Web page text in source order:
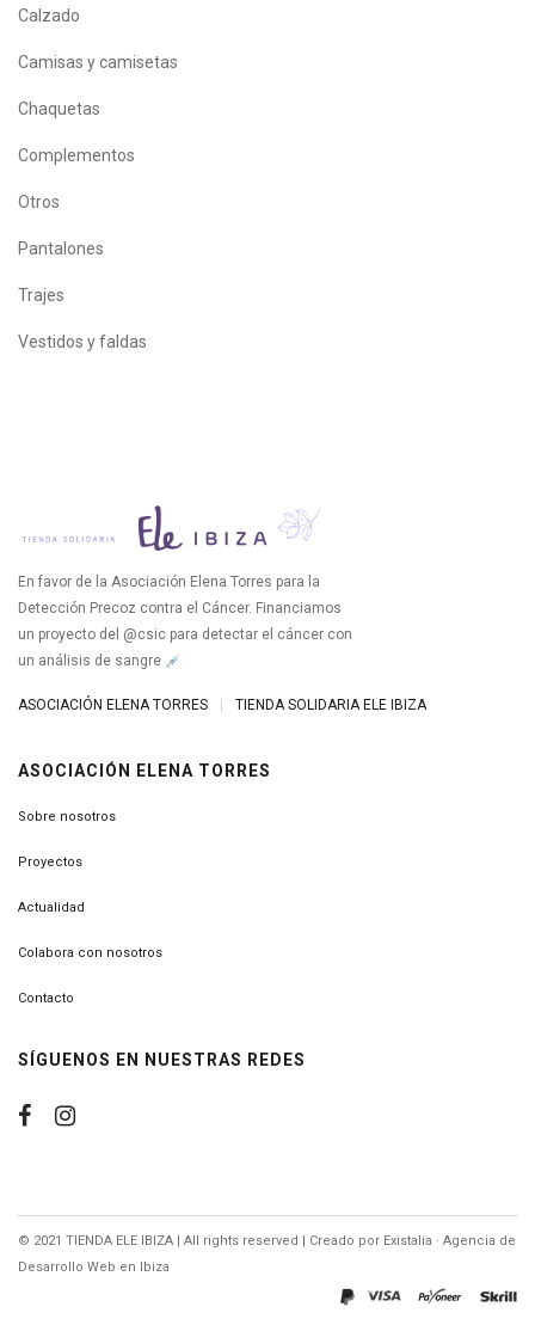
Calzado
Camisas y camisetas
Chaquetas
Complementos
Otros
Pantalones
Trajes
Vestidos y faldas
En favor de la Asociación Elena Torres para la
Detección Precoz contra el Cáncer. Financiamos
un proyecto del @csic para detectar el cáncer con
un análisis de sangre
ASOCIACIÓN ELENA TORRES TIENDA SOLIDARIA ELE IBIZA
ASOCIACIÓN ELENA TORRES
Sobre nosotros
Proyectos
Actualidad
Colabora con nosotros
Contacto
SÍGUENOS EN NUESTRAS REDES
© 2021 TIENDA ELE IBIZA | All rights reserved | Creado por Existalia · Agencia de
Desarrollo Web en Ibiza